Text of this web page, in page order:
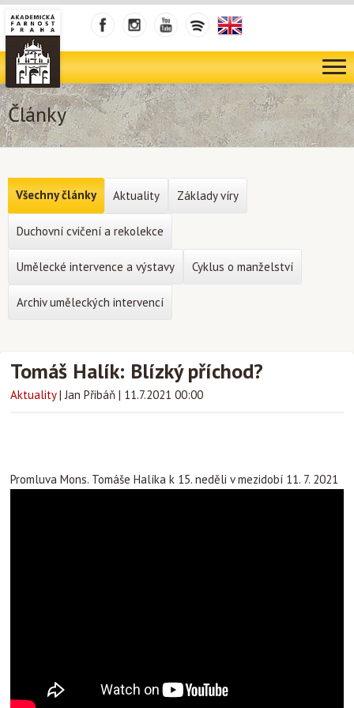
Články
Tomáš Halík: Blízký příchod?
Aktuality |Jan Přibáň | 11.7.2021 00:00
Promluva Mons. Tomáše Halíka k 15. neděli v mezidobí 11. 7. 2021
Všechny články Aktuality Základy víry
Duchovní cvičení a rekolekce
Umělecké intervence a výstavy Cyklus o manželství
Archiv uměleckých intervencí